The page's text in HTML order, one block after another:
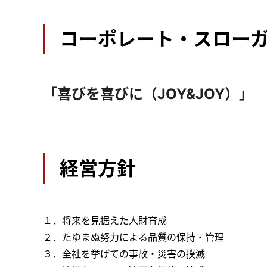
コーポレート・スロー
「喜びを喜びに（JOY&JOY）」
経営方針
１．将来を見据えた人財育成
２．たゆまぬ努力による品質の保持・管理
３．全社を挙げての事故・災害の撲滅